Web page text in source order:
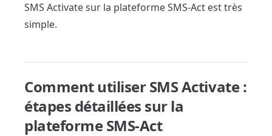
SMS Activate sur la plateforme SMS-Act est très
simple.
Comment utiliser SMS Activate :
étapes détaillées sur la
plateforme SMS-Act